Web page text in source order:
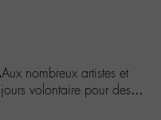
nombreux artistes et
volontaire pour des…